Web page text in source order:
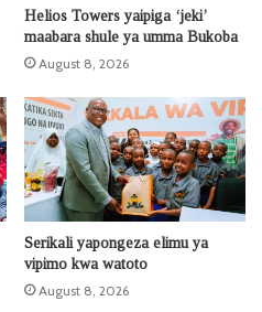
Helios Towers yaipiga ‘jeki’
maabara shule ya umma Bukoba
August 8, 2026
Serikali yapongeza elimu ya
vipimo kwa watoto
August 8, 2026